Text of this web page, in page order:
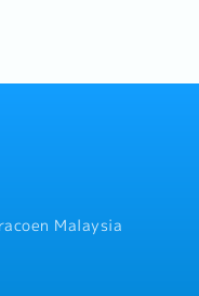
Malaysia